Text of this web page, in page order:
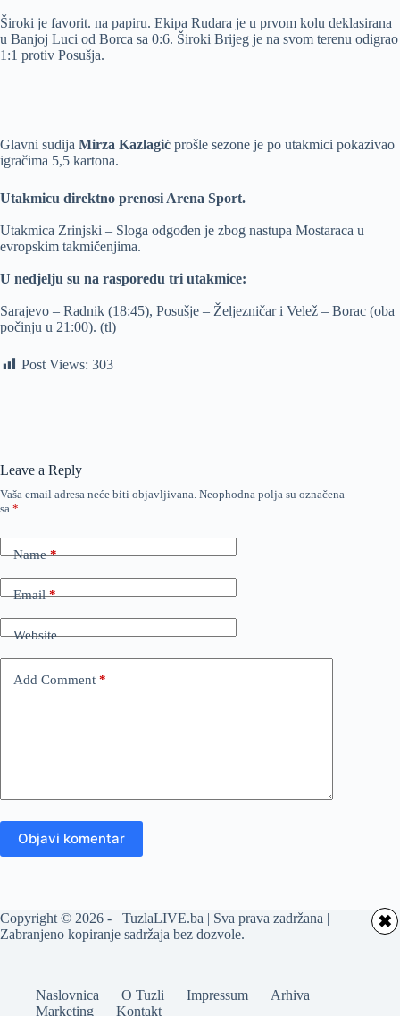
Široki je favorit. na papiru. Ekipa Rudara je u prvom kolu deklasirana
u Banjoj Luci od Borca sa 0:6. Široki Brijeg je na svom terenu odigrao
1:1 protiv Posušja.
Glavni sudija Mirza Kazlagić prošle sezone je po utakmici pokazivao
igračima 5,5 kartona.
Utakmicu direktno prenosi Arena Sport.
Utakmica Zrinjski – Sloga odgođen je zbog nastupa Mostaraca u
evropskim takmičenjima.
U nedjelju su na rasporedu tri utakmice:
Sarajevo – Radnik (18:45), Posušje – Željezničar i Velež – Borac (oba
počinju u 21:00). (tl)
Post Views: 303
Leave a Reply
Vaša email adresa neće biti objavljivana. Neophodna polja su označena
sa *
Name*
Email*
Website
Add Comment *
Objavi komentar
Copyright © 2026 - TuzlaLIVE.ba | Sva prava zadržana |
Zabranjeno kopiranje sadržaja bez dozvole.
Naslovnica O Tuzli Impressum
Arhiva
Marketing
Kontakt
✖